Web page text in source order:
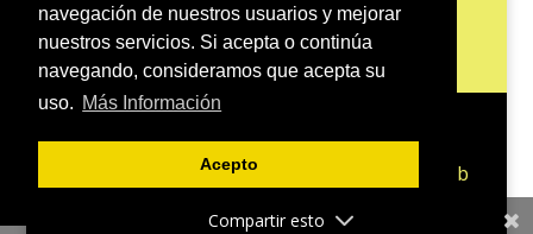
navegación de nuestros usuarios y mejorar
nuestros servicios. Si acepta o continúa
navegando, consideramos que acepta su
uso. Más Información
Acepto
Blog
Contacto
Política de Cookies
Política de Privacidad
Diseñado por Ángel Salamanca | Para el Club
Triatlón 401
Compartir esto